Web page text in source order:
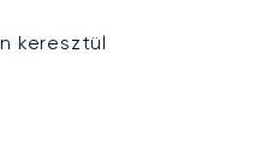
keresztül